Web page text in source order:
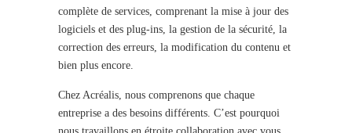
complète de services, comprenant la mise à jour des
logiciels et des plug-ins, la gestion de la sécurité, la
correction des erreurs, la modification du contenu et
bien plus encore.
Chez Acréalis, nous comprenons que chaque
entreprise a des besoins différents. C’est pourquoi
nous travaillons en étroite collaboration avec vous